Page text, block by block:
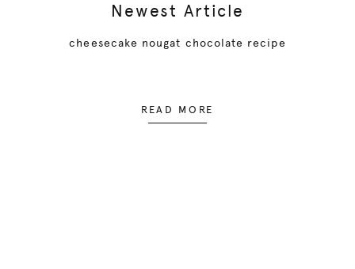
Newest Article
cheesecake nougat chocolate recipe
READ MORE